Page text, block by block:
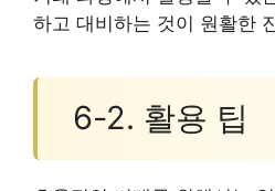
하고 대비하는 것이 원활한
6-2. 활용 팁